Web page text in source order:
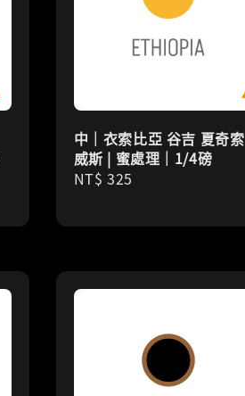
中｜衣索比亞 谷吉 夏奇索
威斯 | 蜜處理｜1/4磅
Regular
NT$ 325